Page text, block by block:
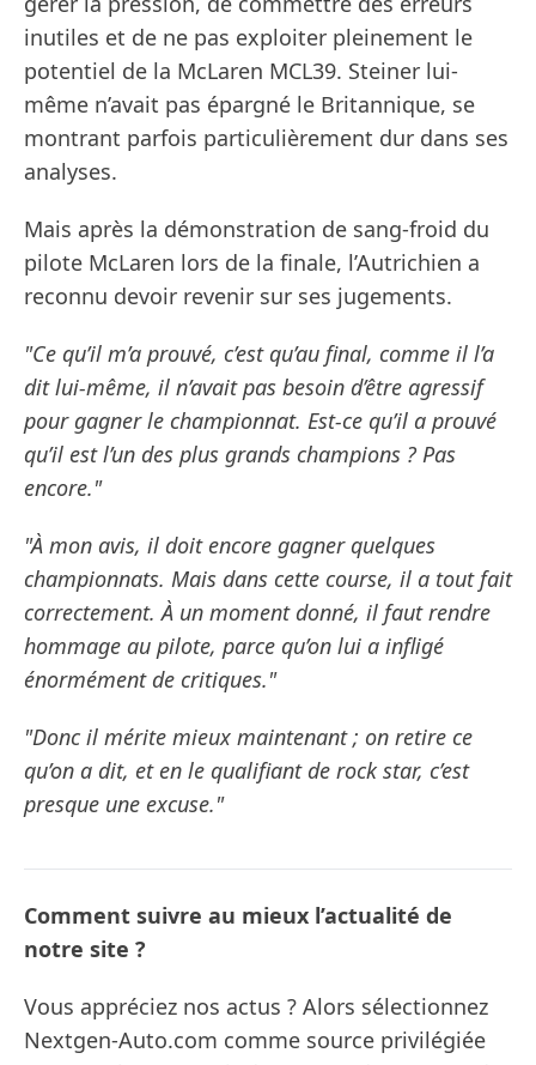
inutiles et de ne pas exploiter pleinement le
potentiel de la McLaren MCL39. Steiner lui-
même n’avait pas épargné le Britannique, se
montrant parfois particulièrement dur dans ses
analyses.
Mais après la démonstration de sang-froid du
pilote McLaren lors de la finale, l’Autrichien a
reconnu devoir revenir sur ses jugements.
"Ce qu’il m’a prouvé, c’est qu’au final, comme il l’a
dit lui-même, il n’avait pas besoin d’être agressif
pour gagner le championnat. Est-ce qu’il a prouvé
qu’il est l’un des plus grands champions ? Pas
encore."
"À mon avis, il doit encore gagner quelques
championnats. Mais dans cette course, il a tout fait
correctement. À un moment donné, il faut rendre
hommage au pilote, parce qu’on lui a infligé
énormément de critiques."
"Donc il mérite mieux maintenant ; on retire ce
qu’on a dit, et en le qualifiant de rock star, c’est
presque une excuse."
Comment suivre au mieux l’actualité de
notre site ?
Vous appréciez nos actus ? Alors sélectionnez
Nextgen-Auto.com comme source privilégiée